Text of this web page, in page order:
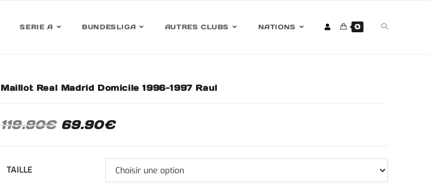
SERIE A BUNDESLIGA AUTRES CLUBS NATIONS 0
Maillot Real Madrid Domicile 1996-1997 Raul
119.90€ 69.90€
TAILLE